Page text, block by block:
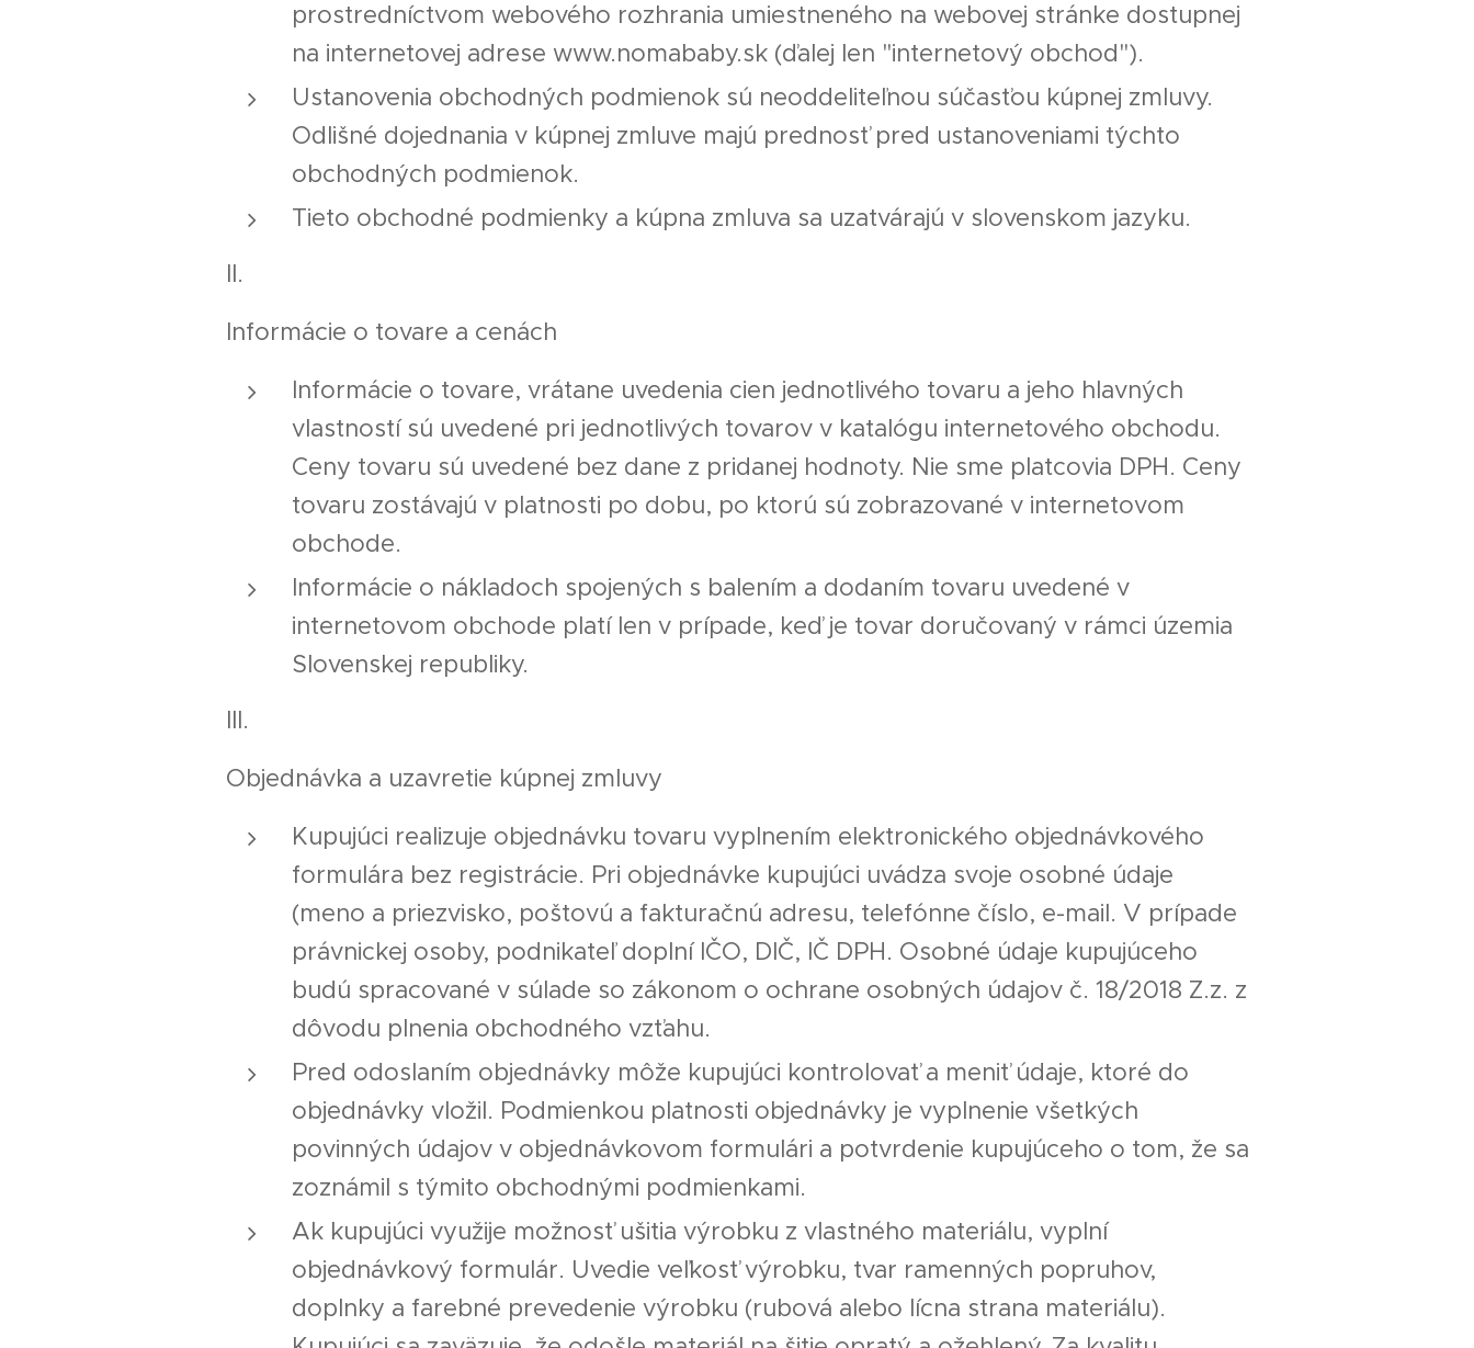
prostredníctvom webového rozhrania umiestneného na webovej stránke dostupnej
na internetovej adrese www.nomababy.sk (ďalej len "internetový obchod").
Ustanovenia obchodných podmienok sú neoddeliteľnou súčasťou kúpnej zmluvy.
Odlišné dojednania v kúpnej zmluve majú prednosť pred ustanoveniami týchto
obchodných podmienok.
Tieto obchodné podmienky a kúpna zmluva sa uzatvárajú v slovenskom jazyku.
II.
Informácie o tovare a cenách
Informácie o tovare, vrátane uvedenia cien jednotlivého tovaru a jeho hlavných
vlastností sú uvedené pri jednotlivých tovarov v katalógu internetového obchodu.
Ceny tovaru sú uvedené bez dane z pridanej hodnoty. Nie sme platcovia DPH. Ceny
tovaru zostávajú v platnosti po dobu, po ktorú sú zobrazované v internetovom
obchode.
Informácie o nákladoch spojených s balením a dodaním tovaru uvedené v
internetovom obchode platí len v prípade, keď je tovar doručovaný v rámci územia
Slovenskej republiky.
III.
Objednávka a uzavretie kúpnej zmluvy
Kupujúci realizuje objednávku tovaru vyplnením elektronického objednávkového
formulára bez registrácie. Pri objednávke kupujúci uvádza svoje osobné údaje
(meno a priezvisko, poštovú a fakturačnú adresu, telefónne číslo, e-mail. V prípade
právnickej osoby, podnikateľ doplní IČO, DIČ, IČ DPH. Osobné údaje kupujúceho
budú spracované v súlade so zákonom o ochrane osobných údajov č. 18/2018 Z.z. z
dôvodu plnenia obchodného vzťahu.
Pred odoslaním objednávky môže kupujúci kontrolovať a meniť údaje, ktoré do
objednávky vložil. Podmienkou platnosti objednávky je vyplnenie všetkých
povinných údajov v objednávkovom formulári a potvrdenie kupujúceho o tom, že sa
zoznámil s týmito obchodnými podmienkami.
Ak kupujúci využije možnosť ušitia výrobku z vlastného materiálu, vyplní
objednávkový formulár. Uvedie veľkosť výrobku, tvar ramenných popruhov,
doplnky a farebné prevedenie výrobku (rubová alebo lícna strana materiálu).